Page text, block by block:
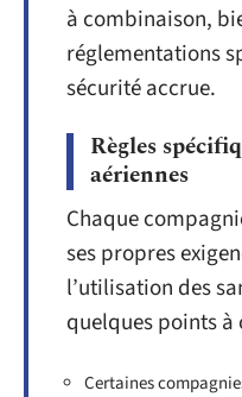
à combinaison,
réglementations
sécurité accrue.
Règles
aériennes
Chaque
ses propres
l’utilisation des
quelques points à
Certaines